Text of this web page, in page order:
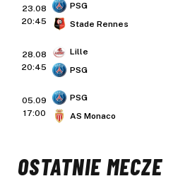
23.08
20:45
PSG
Stade Rennes
28.08
20:45
Lille
PSG
05.09
17:00
PSG
AS Monaco
OSTATNIE MECZE